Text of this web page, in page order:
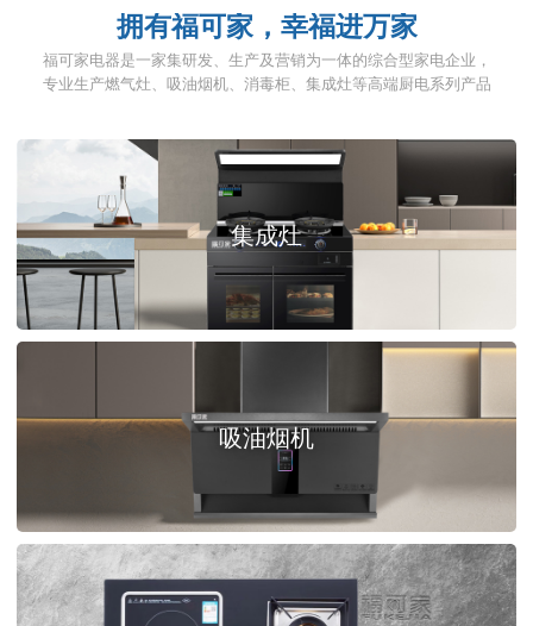
拥有福可家，幸福进万家
福可家电器是一家集研发、生产及营销为一体的综合型家电企业，
专业生产燃气灶、吸油烟机、消毒柜、集成灶等高端厨电系列产品
集成灶
吸油烟机